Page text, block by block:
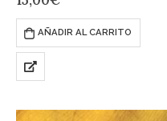
iniciada en 2008…
AÑADIR AL CARRITO